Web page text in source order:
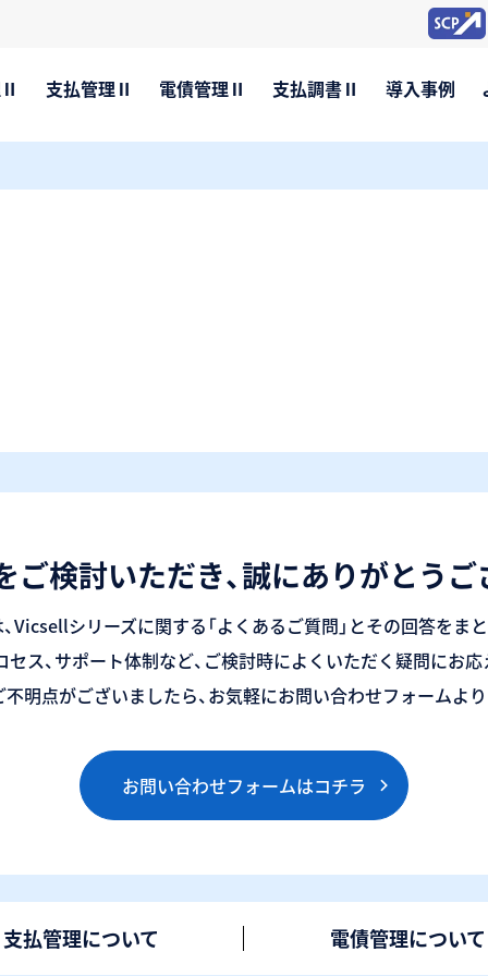
支払管理Ⅱ 電債管理Ⅱ 支払調書Ⅱ 導入事例
ご検討いただき、誠にありがとうご
Vicsellシリーズに関する「よくあるご質問」とその回答をま
ス、サポート体制など、ご検討時によくいただく疑問にお応
明点がございましたら、お気軽にお問い合わせフォームより
お問い合わせフォームはコチラ
支払管理について 電債管理について